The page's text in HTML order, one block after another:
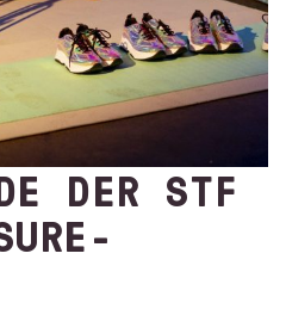
DER STF